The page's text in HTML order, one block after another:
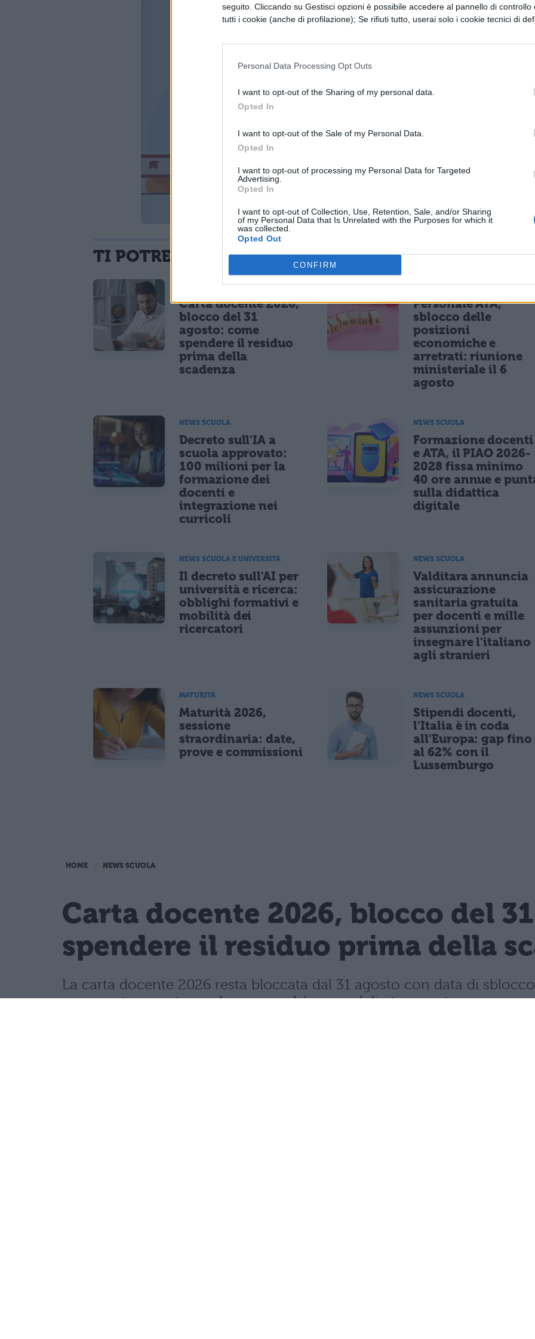
seguito. Cliccando su Gestisci opzioni è possibile accedere al pannello di controllo
tutti i cookie (anche di profilazione); Se rifiuti tutto, userai solo i cookie tecnici di
Personal Data Processing Opt Outs
I want to opt-out of the Sharing of my personal data.
Opted In
I want to opt-out of the Sale of my Personal Data.
Opted In
I want to opt-out of processing my Personal Data for Targeted
Advertising.
Opted In
I want to opt-out of Collection, Use, Retention, Sale, and/or Sharing
of my Personal Data that Is Unrelated with the Purposes for which it
was collected.
Opted Out
CONFIRM
TI POTREBBE INTERESSARE
NEWS SCUOLA
Carta docente 2026,
blocco del 31
agosto: come
spendere il residuo
prima della
scadenza
NEWS SCUOLA
Personale ATA,
sblocco delle
posizioni
economiche e
arretrati: riunione
ministeriale il 6
agosto
NEWS SCUOLA
Decreto sull'IA a
scuola approvato:
100 milioni per la
formazione dei
docenti e
integrazione nei
curricoli
NEWS SCUOLA
Formazione docenti
e ATA, il PIAO 2026-
2028 fissa minimo
40 ore annue e
sulla didattica
digitale
NEWS SCUOLA E UNIVERSITÀ
Il decreto sull'AI per
università e ricerca:
obblighi formativi e
mobilità dei
ricercatori
NEWS SCUOLA
Valditara annuncia
assicurazione
sanitaria gratuita
per docenti e mille
assunzioni per
insegnare l'italiano
agli stranieri
MATURITÀ
Maturità 2026,
sessione
straordinaria: date,
prove e commissioni
NEWS SCUOLA
Stipendi docenti,
l'Italia è in coda
all'Europa: gap fino
al 62% con il
Lussemburgo
HOME NEWS SCUOLA
Carta docente 2026, blocco del
spendere il residuo prima della
La carta docente 2026 resta bloccata dal 31 agosto con data di
speso entro questa scadenza o andrà perso definitivamente.